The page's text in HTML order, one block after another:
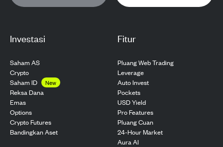
Investasi
Saham AS
Crypto
Saham ID
New
Reksa Dana
Emas
Options
Crypto Futures
Bandingkan Aset
Fitur
Pluang Web Trading
Leverage
Auto Invest
Pockets
USD Yield
Pro Features
Pluang Cuan
24-Hour Market
Aura AI